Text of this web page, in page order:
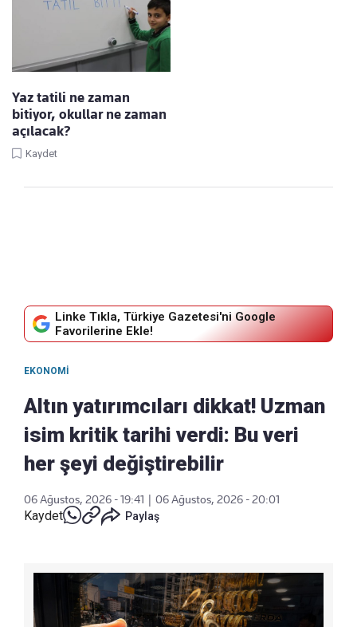
Yaz tatili ne zaman
bitiyor, okullar ne zaman
açılacak?
Kaydet
Linke Tıkla, Türkiye Gazetesi'ni Google
Favorilerine Ekle!
EKONOMI
Altın yatırımcıları dikkat! Uzman
isim kritik tarihi verdi: Bu veri
her şeyi değiştirebilir
06 Ağustos, 2026 - 19:41 | 06 Ağustos, 2026 - 20:01
Kaydet Paylaş